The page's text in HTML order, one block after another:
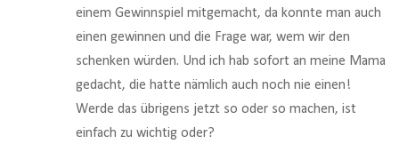
einem Gewinnspiel mitgemacht, da konnte man auch
einen gewinnen und die Frage war, wem wir den
schenken würden. Und ich hab sofort an meine Mama
gedacht, die hatte nämlich auch noch nie einen!
Werde das übrigens jetzt so oder so machen, ist
einfach zu wichtig oder?